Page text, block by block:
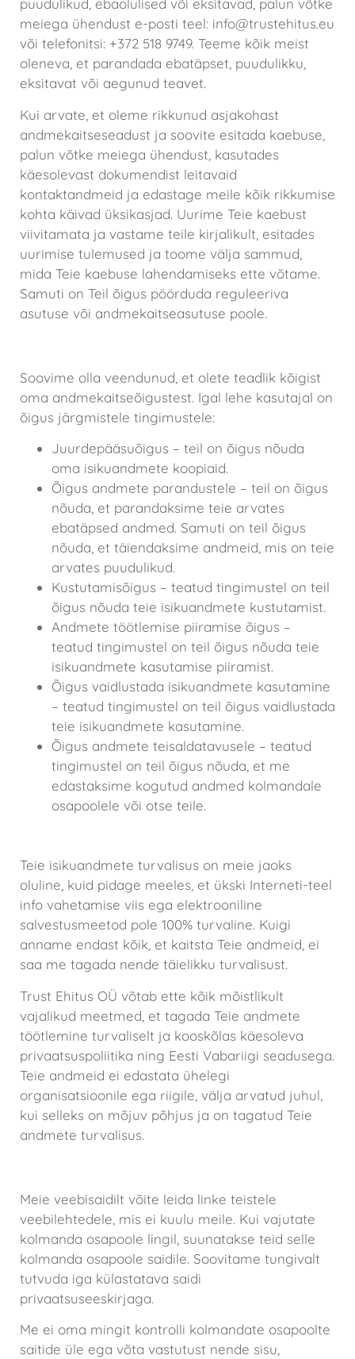
puudulikud, ebaolulised või eksitavad, palun võtke
meiega ühendust e-posti teel: info@trustehitus.eu
või telefonitsi: +372 518 9749. Teeme kõik meist
oleneva, et parandada ebatäpset, puudulikku,
eksitavat või aegunud teavet.
Kui arvate, et oleme rikkunud asjakohast
andmekaitseseadust ja soovite esitada kaebuse,
palun võtke meiega ühendust, kasutades
käesolevast dokumendist leitavaid
kontaktandmeid ja edastage meile kõik rikkumise
kohta käivad üksikasjad. Uurime Teie kaebust
viivitamata ja vastame teile kirjalikult, esitades
uurimise tulemused ja toome välja sammud,
mida Teie kaebuse lahendamiseks ette võtame.
Samuti on Teil õigus pöörduda reguleeriva
asutuse või andmekaitseasutuse poole.
Soovime olla veendunud, et olete teadlik kõigist
oma andmekaitseõigustest. Igal lehe kasutajal on
õigus järgmistele tingimustele:
Juurdepääsuõigus – teil on õigus nõuda
oma isikuandmete koopiaid.
Õigus andmete parandustele – teil on õigus
nõuda, et parandaksime teie arvates
ebatäpsed andmed. Samuti on teil õigus
nõuda, et täiendaksime andmeid, mis on teie
arvates puudulikud.
Kustutamisõigus – teatud tingimustel on teil
õigus nõuda teie isikuandmete kustutamist.
Andmete töötlemise piiramise õigus –
teatud tingimustel on teil õigus nõuda teie
isikuandmete kasutamise piiramist.
Õigus vaidlustada isikuandmete kasutamine
– teatud tingimustel on teil õigus vaidlustada
teie isikuandmete kasutamine.
Õigus andmete teisaldatavusele – teatud
tingimustel on teil õigus nõuda, et me
edastaksime kogutud andmed kolmandale
osapoolele või otse teile.
Teie isikuandmete turvalisus on meie jaoks
oluline, kuid pidage meeles, et ükski Interneti-teel
info vahetamise viis ega elektrooniline
salvestusmeetod pole 100% turvaline. Kuigi
anname endast kõik, et kaitsta Teie andmeid, ei
saa me tagada nende täielikku turvalisust.
Trust Ehitus OÜ võtab ette kõik mõistlikult
vajalikud meetmed, et tagada Teie andmete
töötlemine turvaliselt ja kooskõlas käesoleva
privaatsuspoliitika ning Eesti Vabariigi seadusega.
Teie andmeid ei edastata ühelegi
organisatsioonile ega riigile, välja arvatud juhul,
kui selleks on mõjuv põhjus ja on tagatud Teie
andmete turvalisus.
Meie veebisaidilt võite leida linke teistele
veebilehtedele, mis ei kuulu meile. Kui vajutate
kolmanda osapoole lingil, suunatakse teid selle
kolmanda osapoole saidile. Soovitame tungivalt
tutvuda iga külastatava saidi
privaatsuseeskirjaga.
Me ei oma mingit kontrolli kolmandate osapoolte
saitide üle ega võta vastutust nende sisu,